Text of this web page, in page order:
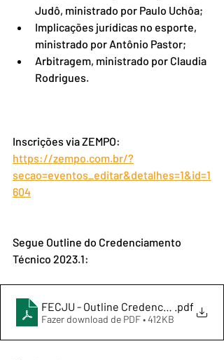
Judô, ministrado por Paulo Uchôa;
Implicações jurídicas no esporte,
ministrado por Antônio Pastor;
Arbitragem, ministrado por Claudia
Rodrigues.
Inscrições via ZEMPO:
https://zempo.com.br/?
secao=eventos_editar&detalhes=1&id=1
604
Segue Outline do Credenciamento
Técnico 2023.1:
FECJU - Outline Credenciamento
.pdf
Fazer download de PDF • 412KB